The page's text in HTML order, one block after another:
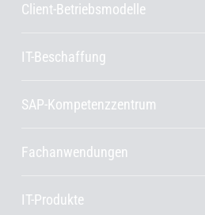
Client-Betriebsmodelle
IT-Beschaffung
SAP-Kompetenzzentrum
Fachanwendungen
IT-Produkte